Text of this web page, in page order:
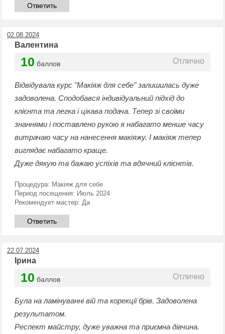
Ответить
02.08.2024
Валентина
10 баллов Отлично
Відвідувала курс "Макіяж для себе" залишилась дуже
задоволена. Сподобався індивідуальний підхід до
клієнта та легка і цікава подача. Тепер зі своїми
знаннями і поставлено рукою я набагато менше часу
витрачаю часу на нанесення макіяжу. І макіяж тепер
виглядає набагато краще.
Дуже дякую та бажаю успіхів та вдячний клієнтів.
Процедура: Макіяж для себе
Период посещения: Июль 2024
Рекомендует мастер: Да
Ответить
22.07.2024
Ірина
10 баллов Отлично
Була на ламінуванні вій та корекції брів. Задоволена
результатом.
Респект майстру, дуже уважна та приємна дівчина.